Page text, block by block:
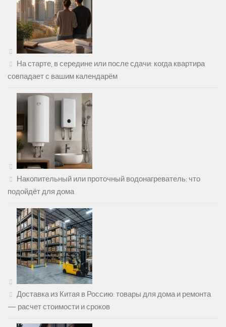
На старте, в середине или после сдачи: когда квартира
совпадает с вашим календарём
Накопительный или проточный водонагреватель: что
подойдёт для дома
Доставка из Китая в Россию: товары для дома и ремонта
— расчет стоимости и сроков